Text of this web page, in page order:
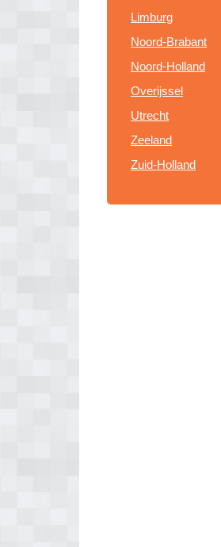
Limburg
Noord-Brabant
Noord-Holland
Overijssel
Utrecht
Zeeland
Zuid-Holland